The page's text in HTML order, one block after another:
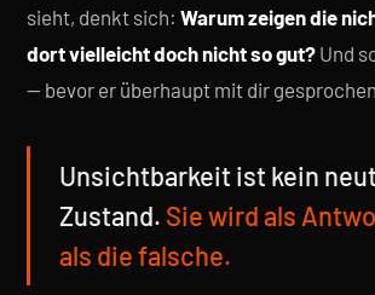
sieht, denkt sich: Warum zeigen die
dort vielleicht doch nicht so gut? Und
— bevor er überhaupt mit dir
Unsichtbarkeit ist kein
Zustand. Sie wird als
als die falsche.